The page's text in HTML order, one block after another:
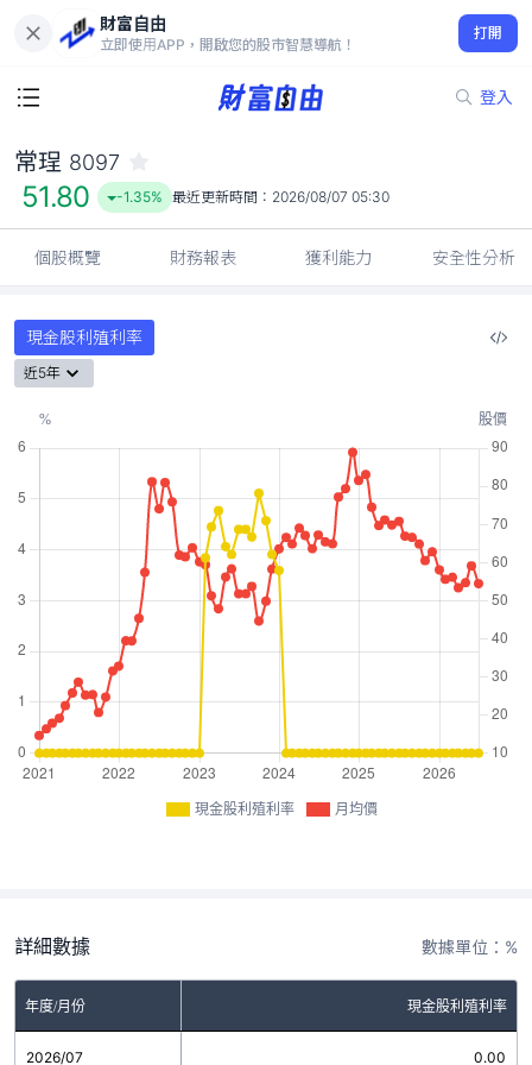
財富自由
立即使用APP，開啟您的股市智慧導航！
打開
登入
51.80
-1.35%
常珵 8097
51.80 -1.35% 最近更新時間： 2026/08/07 05:30
個股概覽 財務報表 獲利能力 安全性分析
現金股利殖利率
近5年
現金股利殖利率 月均價
詳細數據 數據單位：%
年度/月份 現金股利殖利率
2026/07 0.00